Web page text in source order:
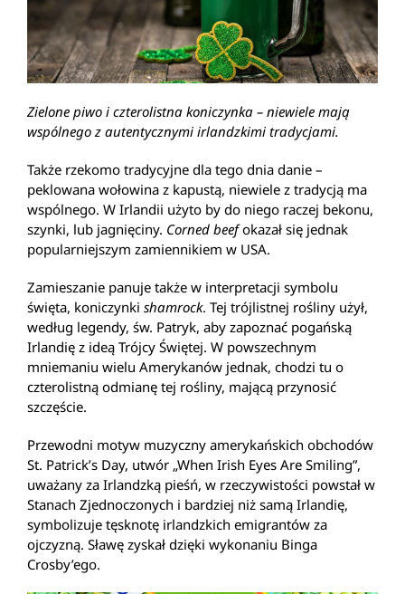
Zielone piwo i czterolistna koniczynka – niewiele mają
wspólnego z autentycznymi irlandzkimi tradycjami.
Także rzekomo tradycyjne dla tego dnia danie –
peklowana wołowina z kapustą, niewiele z tradycją ma
wspólnego. W Irlandii użyto by do niego raczej bekonu,
szynki, lub jagnięciny. Corned beefokazał się jednak
popularniejszym zamiennikiem w USA.
Zamieszanie panuje także w interpretacji symbolu
święta, koniczynki shamrock. Tej trójlistnej rośliny użył,
według legendy, św. Patryk, aby zapoznać pogańską
Irlandię z ideą Trójcy Świętej. W powszechnym
mniemaniu wielu Amerykanów jednak, chodzi tu o
czterolistną odmianę tej rośliny, mającą przynosić
szczęście.
Przewodni motyw muzyczny amerykańskich obchodów
St. Patrick’s Day, utwór „When Irish Eyes Are Smiling”,
uważany za Irlandzką pieśń, w rzeczywistości powstał w
Stanach Zjednoczonych i bardziej niż samą Irlandię,
symbolizuje tęsknotę irlandzkich emigrantów za
ojczyzną. Sławę zyskał dzięki wykonaniu Binga
Crosby’ego.